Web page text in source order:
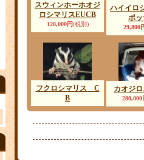
スウィンホーホオジ
ロシマリスEUCB
128,000円(税別)
ハイイロ
ポ
29,800
フクロシマリス C
B
カオジ
280,000